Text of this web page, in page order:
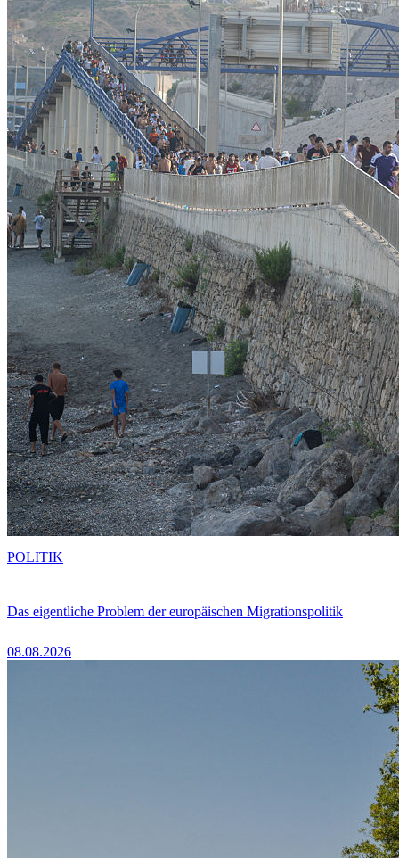
Das eigentliche Problem der europäischen Migrationspolitik
08.08.2026
POLITIK